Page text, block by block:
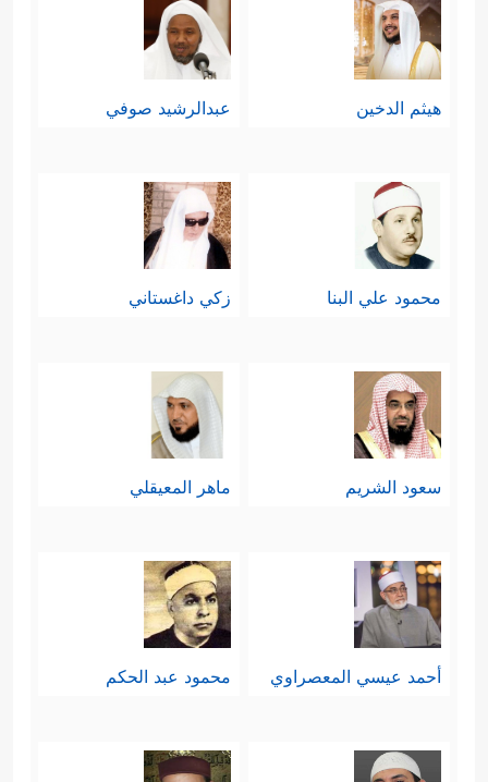
هيثم الدخين عبدالرشيد صوفي
محمود علي البنا زكي داغستاني
سعود الشريم ماهر المعيقلي
أحمد عيسي المعصراوي محمود عبد الحكم